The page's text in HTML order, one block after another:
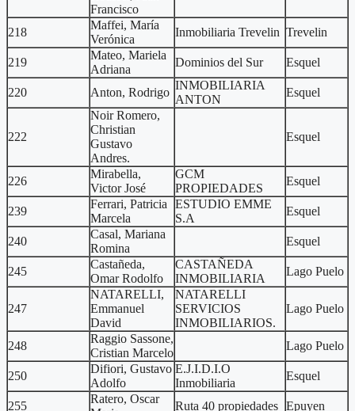
Francisco
218
Maffei, María
Verónica
Inmobiliaria Trevelin Trevelin
219
Mateo, Mariela
Adriana
Dominios del Sur Esquel
220 Anton, Rodrigo
INMOBILIARIA
ANTON
Esquel
222
Noir Romero,
Christian
Gustavo
Andres.
Esquel
226
Mirabella,
Victor José
GCM
PROPIEDADES
Esquel
239
Ferrari, Patricia
Marcela
ESTUDIO EMME
S.A
Esquel
240
Casal, Mariana
Romina
Esquel
245
Castañeda,
Omar Rodolfo
CASTAÑEDA
INMOBILIARIA
Lago Puelo
247
NATARELLI,
Emmanuel
David
NATARELLI
SERVICIOS
INMOBILIARIOS.
Lago Puelo
248
Raggio Sassone,
Cristian Marcelo
Lago Puelo
250
Difiori, Gustavo
Adolfo
E.J.I.D.I.O
Inmobiliaria
Esquel
255
Ratero, Oscar
Ruta 40 propiedades Epuyen